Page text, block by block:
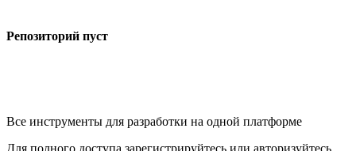
Репозиторий пуст
Все инструменты для разработки на одной платформе
Для полного доступа зарегистрируйтесь или авторизуйтесь